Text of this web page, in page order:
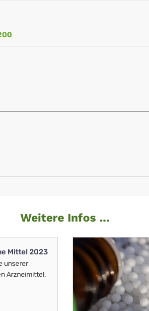
Weitere Infos ...
Mittel 2023
unserer
Arzneimittel.